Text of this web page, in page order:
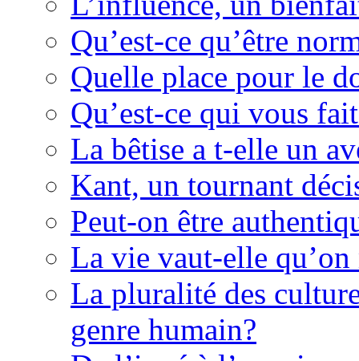
Qu’est-ce qu’être
Quelle place pour le
Qu’est-ce qui vous
La bêtise a t-elle un
Kant, un tournant
Peut-on être
La vie vaut-elle
La pluralité des
genre humain?